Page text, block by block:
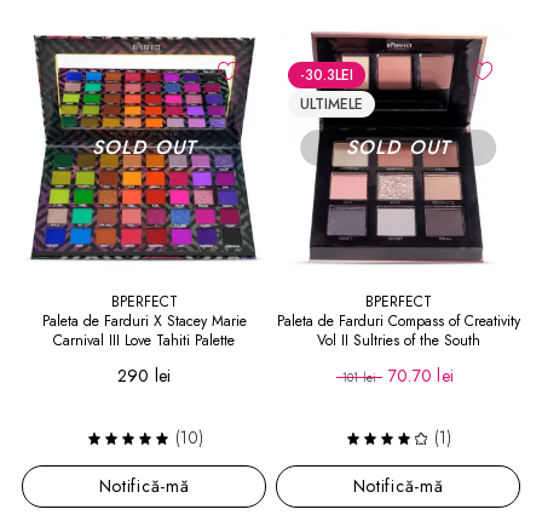
BPERFECT
Paleta de Farduri X Stacey Marie
Carnival III Love Tahiti Palette
290 lei
(10)
Notifică-mă
-30.3LEI
ULTIMELE
BPERFECT
Paleta de Farduri Compass of Creativity
Vol II Sultries of the South
101 lei 70.70 lei
(1)
Notifică-mă